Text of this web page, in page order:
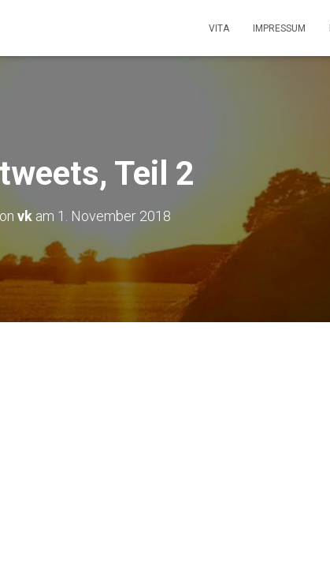
VITA IMPRESSUM
Teil 2
vk am 1. November 2018